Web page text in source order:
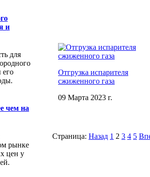
и
для
его
чем на
рынке
цен у
Отгрузка испарителя
сжиженного газа
09 Марта 2023 г.
Страница: Назад 1 2 3 4 5